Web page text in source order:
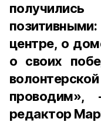
центре, о
о своих
проводим»,
редактор